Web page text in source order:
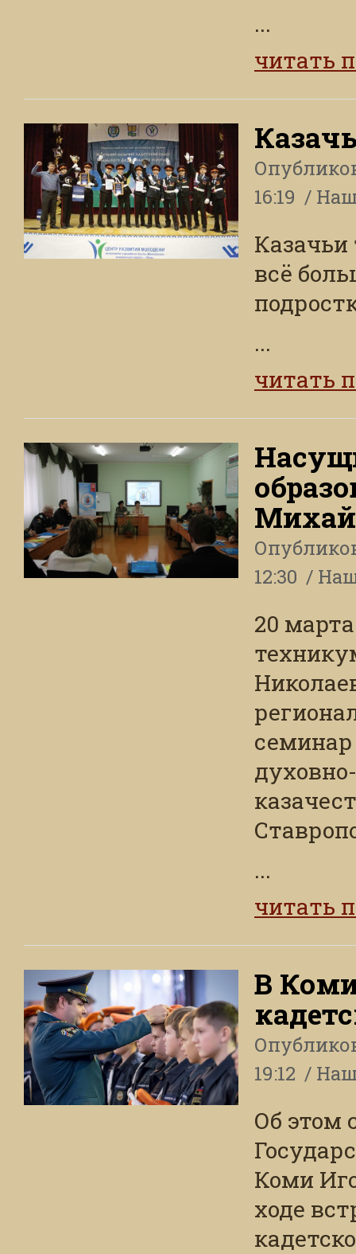
...
читать
16:19
всё
...
читать
12:30
20
семинар
...
читать
В
19:12
Об этом
Коми
ходе